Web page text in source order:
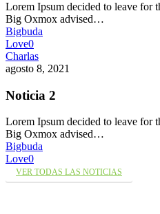
Lorem Ipsum decided to leave for
Big Oxmox advised…
Bigbuda
Love0
Charlas
agosto 8, 2021
Noticia 2
Lorem Ipsum decided to leave for
Big Oxmox advised…
Bigbuda
Love0
VER TODAS LAS NOTICIAS